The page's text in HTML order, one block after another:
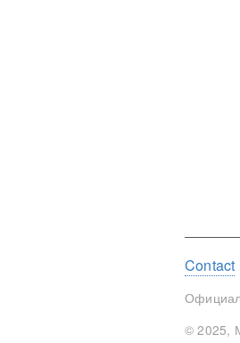
Footer
menu
Contact
© 2025,